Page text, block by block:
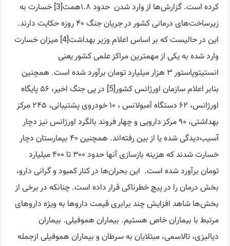
کرده است. گزارش‌ها از وارد شدن حدود ۱.۸همت[3] خسارت به
زیرساخت‌های درمانی کشور در جریان جنگ ۴۰ روزه حکایت دارند.
این در حالیست که بر اساس اعلام وزیر بهداشت[4] میزان خسارت
وارد شده به یکی از مهمترین مراکز علمی کشور یعنی
انستیتوپاستور ۳ هزار میلیارد تومان برآورد شده است. همچنین
بنابر اعلام سازمان اورژانس کشور[5] در پی جنگ اخیر، ۵۶ پایگاه
اورژانس، ۶۲ دستگاه آمبولانس ، ۱۰ خودروی پشتیبانی، ۲۴۵ مرکز
بهداشتی، ۹۰ مرکز دارویی و چهار فروند بالگرد اورژانس نیز دچار
آسیب‌دیدگی شده یا از بین رفته‌اند. همچنین ۴۰ بیمارستان دچار
خسارت شدند که هزینه بازسازی آنها حدود ۳۰۰ تا ۴۰۰ میلیارد
تومان برآورد شده است. این بحران‌ها در کنار کمبود و گرانی دارو،
بخش درمان را در پیچ خطرناکی قرار داده است. چنانکه در برخی از
بخش‌ها شاهد افزایش چند برابری قیمت داروها به ویژه داروهای
مرتبط با بیماران خاص هستیم. بیماران هموفیلی. بیماران
دیالیزی، تالاسمی، مبتلایان به سرطان و بیماران هموفیلی از‌جمله